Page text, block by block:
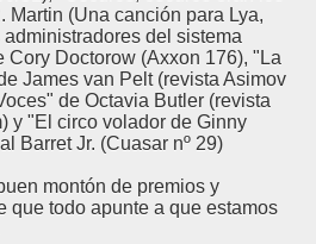
Martin (Una canción para Lya,
del sistema
Cory Doctorow (Axxon 176), "La
James van Pelt (revista Asimov
de Octavia Butler (revista
y "El circo volador de Ginny
Barret Jr. (Cuasar nº 29)
montón de premios y
que todo apunte a que estamos